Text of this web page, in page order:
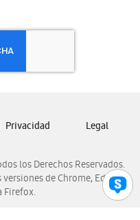
los Derechos Reservados.
de Chrome, Edge,
Firefox.
Privacidad Legal